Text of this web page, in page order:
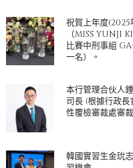
祝賀上年度
（MISS YUNJI
比賽中刑事組
一名）。
本行管理合伙人
司長 (根據行政
性覆檢審裁處審
韓國實習生金玧